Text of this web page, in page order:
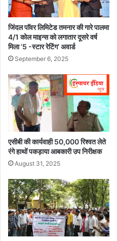
जिंदल पाॅवर लिमिटेड तमनार की गारे पालमा
4/1 कोल माइन्स को लगातार दूसरे वर्ष
मिला ’5 -स्टार रेटिंग’ अवार्ड
September 6, 2025
एसीबी की कार्यवाही 50,000 रिश्वत लेते
रंगे हाथों पकड़ाया आबकारी उप निरीक्षक
August 31, 2025